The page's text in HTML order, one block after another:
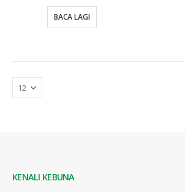
BACA LAGI
KENALI KEBUNA